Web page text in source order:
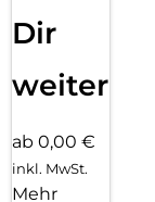
Dir
weiter
ab 0,00 €
inkl. MwSt.
Mehr